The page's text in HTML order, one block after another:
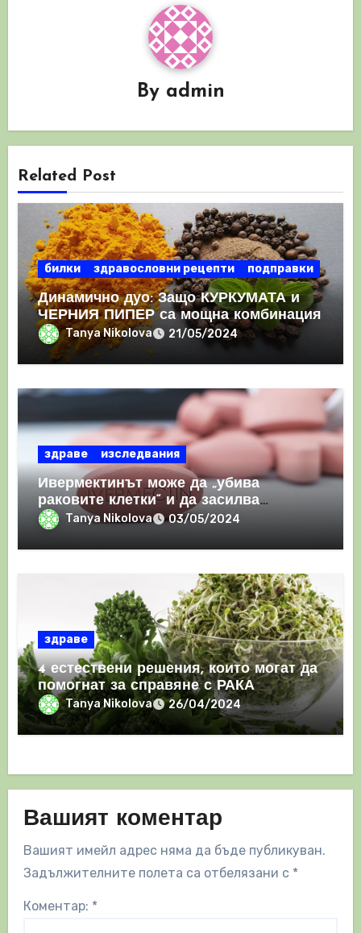
By admin
Related Post
билки здравословни рецепти подправки
Динамично дуо: Защо КУРКУМАТА и
ЧЕРНИЯ ПИПЕР са мощна комбинация
Tanya Nikolova 21/05/2024
здраве изследвания
Ивермектинът може да „убива
раковите клетки“ и да засилва
имунния отговор
Tanya Nikolova 03/05/2024
здраве
4 естествени решения, които могат да
помогнат за справяне с РАКА
Tanya Nikolova 26/04/2024
Вашият коментар
Вашият имейл адрес няма да бъде публикуван.
Задължителните полета са отбелязани с *
Коментар: *